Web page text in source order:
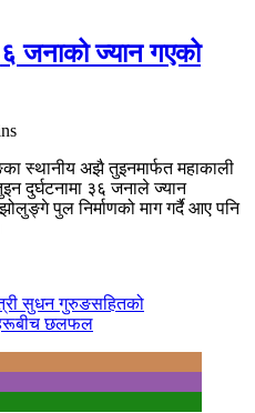
जनाको ज्यान गएको
स्थानीय अझै तुइनमार्फत महाकाली
दुर्घटनामा ३६ जनाले ज्यान
पुल निर्माणको माग गर्दै आए पनि